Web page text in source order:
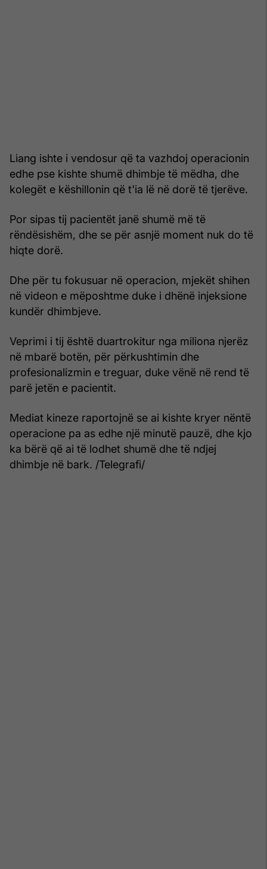
Liang ishte i vendosur që ta vazhdoj operacionin
edhe pse kishte shumë dhimbje të mëdha, dhe
kolegët e këshillonin që t'ia lë në dorë të tjerëve.
Por sipas tij pacientët janë shumë më të
rëndësishëm, dhe se për asnjë moment nuk do të
hiqte dorë.
Dhe për tu fokusuar në operacion, mjekët shihen
në videon e mëposhtme duke i dhënë injeksione
kundër dhimbjeve.
Veprimi i tij është duartrokitur nga miliona njerëz
në mbarë botën, për përkushtimin dhe
profesionalizmin e treguar, duke vënë në rend të
parë jetën e pacientit.
Mediat kineze raportojnë se ai kishte kryer nëntë
operacione pa as edhe një minutë pauzë, dhe kjo
ka bërë që ai të lodhet shumë dhe të ndjej
dhimbje në bark. /Telegrafi/